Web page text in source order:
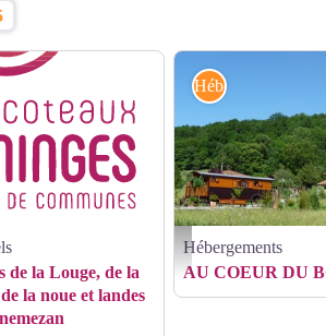
de la Louge, de la
la noue et landes
2023 - Chambre d'hôtes -
Hébergements
Hébergements
AU COEUR DU